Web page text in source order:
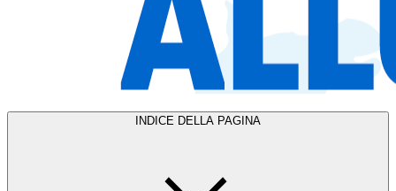
INDICE DELLA PAGINA